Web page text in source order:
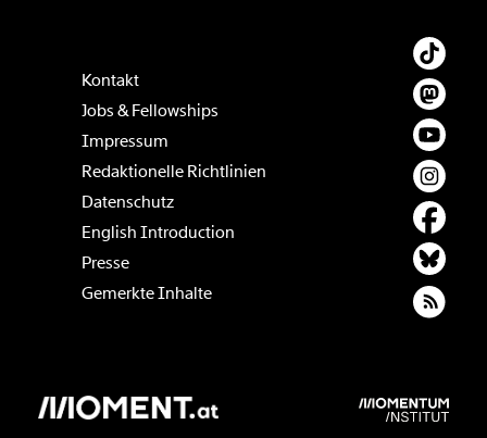
Kontakt
Jobs & Fellowships
Impressum
Redaktionelle Richtlinien
Datenschutz
English Introduction
Presse
Gemerkte Inhalte